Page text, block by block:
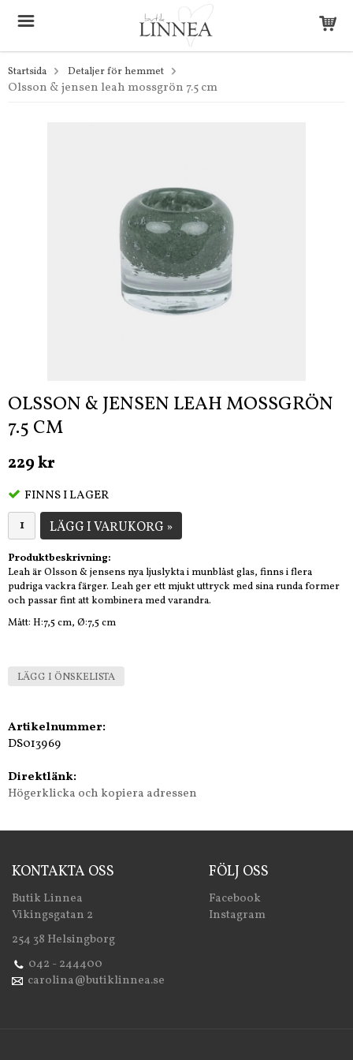
Startsida Detaljer för hemmet
Olsson & jensen leah mossgrön 7.5 cm
OLSSON & JENSEN LEAH MOSSGRÖN
7.5 CM
229 kr
FINNS I LAGER
LÄGG I VARUKORG »
Produktbeskrivning:
Leah är Olsson & jensens nya ljuslykta i munblåst glas, finns i flera
pudriga vackra färger. Leah ger ett mjukt uttryck med sina runda former
och passar fint att kombinera med varandra.
Mått: H:7,5 cm, Ø:7,5 cm
LÄGG I ÖNSKELISTA
Artikelnummer:
DS013969
Direktlänk:
Högerklicka och kopiera adressen
KONTAKTA OSS
Butik Linnea
Vikingsgatan 2
254 38 Helsingborg
042 - 244400
carolina@butiklinnea.se
FÖLJ OSS
Facebook
Instagram